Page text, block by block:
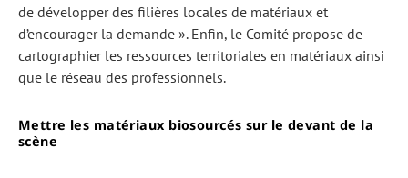
de développer des filières locales de matériaux et
d’encourager la demande ». Enfin, le Comité propose de
cartographier les ressources territoriales en matériaux ainsi
que le réseau des professionnels.
Mettre les matériaux biosourcés sur le devant de la
scène